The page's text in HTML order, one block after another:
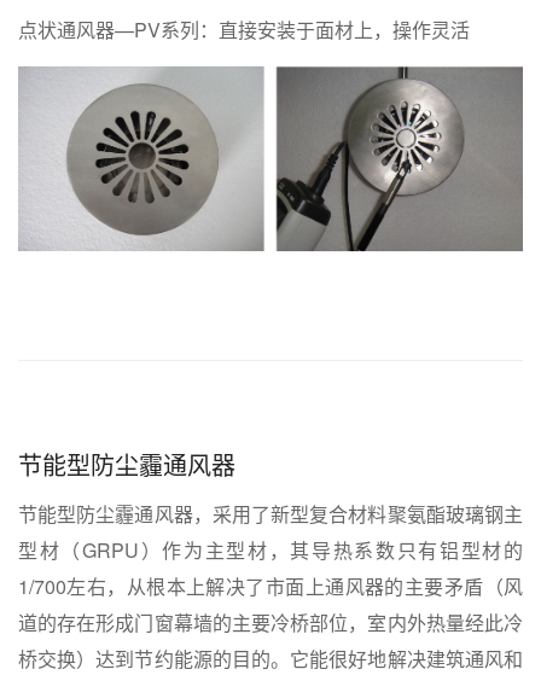
点状通风器—PV系列：直接安装于面材上，操作灵活
节能型防尘霾通风器
节能型防尘霾通风器，采用了新型复合材料聚氨酯玻璃钢主
型材（GRPU）作为主型材，其导热系数只有铝型材的
1/700左右，从根本上解决了市面上通风器的主要矛盾（风
道的存在形成门窗幕墙的主要冷桥部位，室内外热量经此冷
桥交换）达到节约能源的目的。它能很好地解决建筑通风和